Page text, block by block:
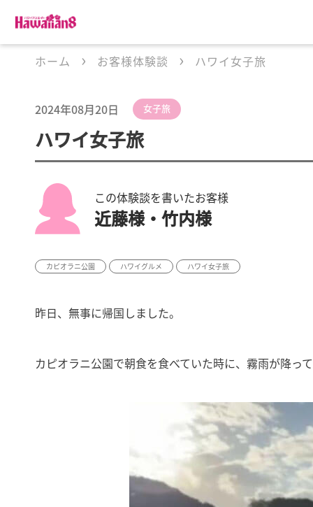
ホーム お客様体験談 ハワイ女子旅
2024年08月20日 女子旅
ハワイ女子旅
この体験談を書いたお客様
近藤様・竹内様
カピオラニ公園 ハワイグルメ ハワイ女子旅
昨日、無事に帰国しました。
カピオラニ公園で朝食を食べていた時に、霧雨が降っ